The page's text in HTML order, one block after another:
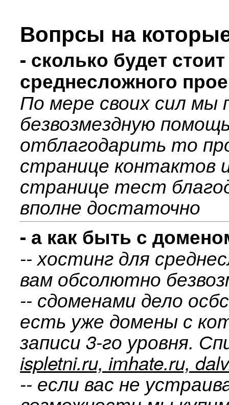
Вопрсы на
- сколько будет
среднесложного
По мере своих сил мы
безвозмездную
отблагодарить то
странице контактов
странице тест
вполне достаточно
- а как быть с
-- хостинг для
вам обсолютно
-- сдоменами дело
есть уже домены с
записи 3-го уровня.
ispletni.ru, imhate.ru,
-- если вас не